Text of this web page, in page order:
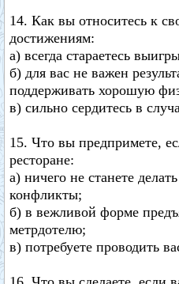
14. Как вы относитесь к
достижениям:
а) всегда стараетесь
б) для вас не важен
поддерживать хорошую
в) сильно сердитесь в
15. Что вы предпримете,
ресторане:
а) ничего не станете
конфликты;
б) в вежливой форме
метрдотелю;
в) потребуете проводить